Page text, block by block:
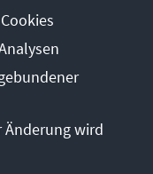
Barriere melden
Änderung wird